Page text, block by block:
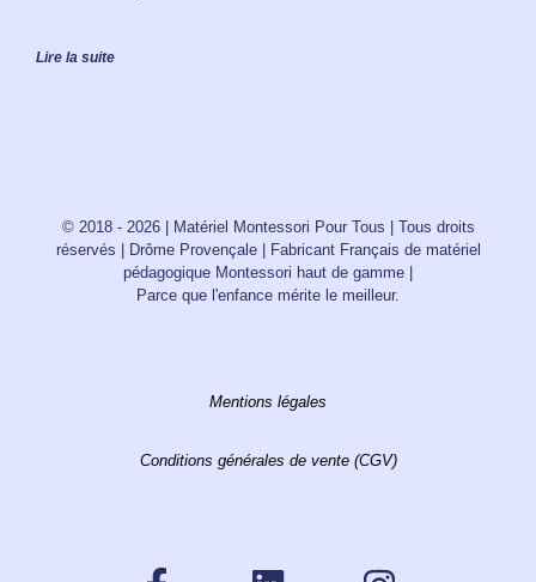
Lire la suite
© 2018 - 2026 | Matériel Montessori Pour Tous | Tous droits
réservés | Drôme Provençale | Fabricant Français de matériel
pédagogique Montessori haut de gamme |
Parce que l'enfance mérite le meilleur.
Mentions légales
Conditions générales de vente (CGV)